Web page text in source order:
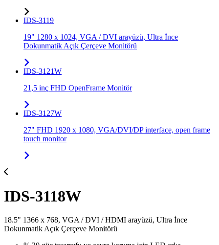
IDS-3119
19" 1280 x 1024, VGA / DVI arayüzü, Ultra İnce
Dokunmatik Açık Çerçeve Monitörü
IDS-3121W
21,5 inç FHD OpenFrame Monitör
IDS-3127W
27" FHD 1920 x 1080, VGA/DVI/DP interface, open frame
touch monitor
IDS-3118W
18.5" 1366 x 768, VGA / DVI / HDMI arayüzü, Ultra İnce
Dokunmatik Açık Çerçeve Monitörü